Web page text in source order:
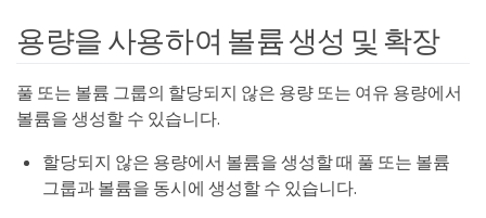
용량을 사용하여 볼륨 생성 및 확장
풀 또는 볼륨 그룹의 할당되지 않은 용량 또는 여유 용량에서
볼륨을 생성할 수 있습니다.
할당되지 않은 용량에서 볼륨을 생성할 때 풀 또는 볼륨
그룹과 볼륨을 동시에 생성할 수 있습니다.